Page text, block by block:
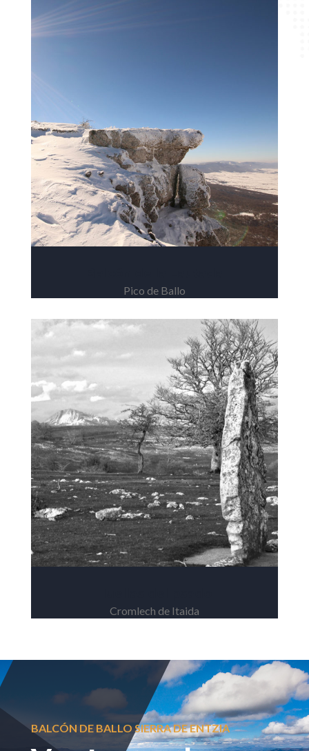
Pico de Ballo
Cromlech de Itaida
BALCÓN DE BALLO SIERRA DE ENTZIA